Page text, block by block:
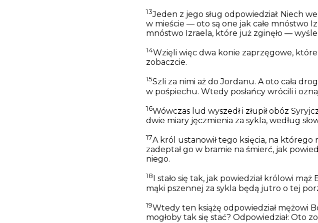
13Jeden z jego sług odpowiedział: Niech
w mieście — oto są one jak całe mnóstwo
mnóstwo Izraela, które już zginęło —
14Wzięli więc dwa konie zaprzęgowe, które
zobaczcie.
15Szli za nimi aż do Jordanu. A oto cała
w pośpiechu. Wtedy posłańcy wrócili i
16Wówczas lud wyszedł i złupił obóz
dwie miary jęczmienia za sykla, według
17A król ustanowił tego księcia, na którego
zadeptał go w bramie na śmierć, jak
niego.
18
I stało się tak, jak powiedział królowi
mąki pszennej za sykla będą jutro o tej
19Wtedy ten książę odpowiedział mężowi
mogłoby tak się stać? Odpowiedział: Oto